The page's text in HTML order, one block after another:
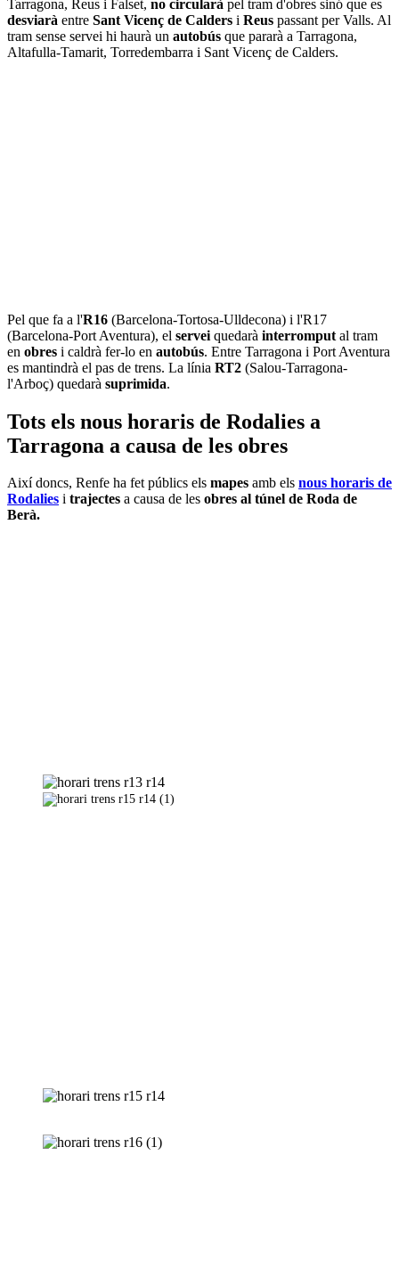
Tarragona, Reus i Falset, no circularà pel tram d'obres sinó que es
desviarà entre Sant Vicenç de Calders i Reus passant per Valls. Al
tram sense servei hi haurà un autobús que pararà a Tarragona,
Altafulla-Tamarit, Torredembarra i Sant Vicenç de Calders.
Pel que fa a l'R16 (Barcelona-Tortosa-Ulldecona) i l'R17
(Barcelona-Port Aventura), el servei quedarà interromput al tram
en obres i caldrà fer-lo en autobús. Entre Tarragona i Port Aventura
es mantindrà el pas de trens. La línia RT2 (Salou-Tarragona-
l'Arboç) quedarà suprimida.
Tots els nous horaris de Rodalies a
Tarragona a causa de les obres
Així doncs, Renfe ha fet públics els mapes amb els nous horaris de
Rodalies i trajectes a causa de les obres al túnel de Roda de
Berà.